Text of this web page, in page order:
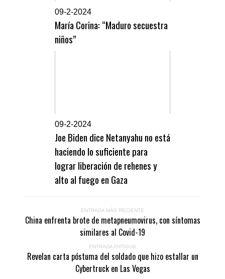
09-2-2024
María Corina: “Maduro secuestra
niños”
09-2-2024
Joe Biden dice Netanyahu no está
haciendo lo suficiente para
lograr liberación de rehenes y
alto al fuego en Gaza
ENTRADA MÁS RECIENTE
China enfrenta brote de metapneumovirus, con síntomas
similares al Covid-19
ENTRADA ANTIGUA
Revelan carta póstuma del soldado que hizo estallar un
Cybertruck en Las Vegas